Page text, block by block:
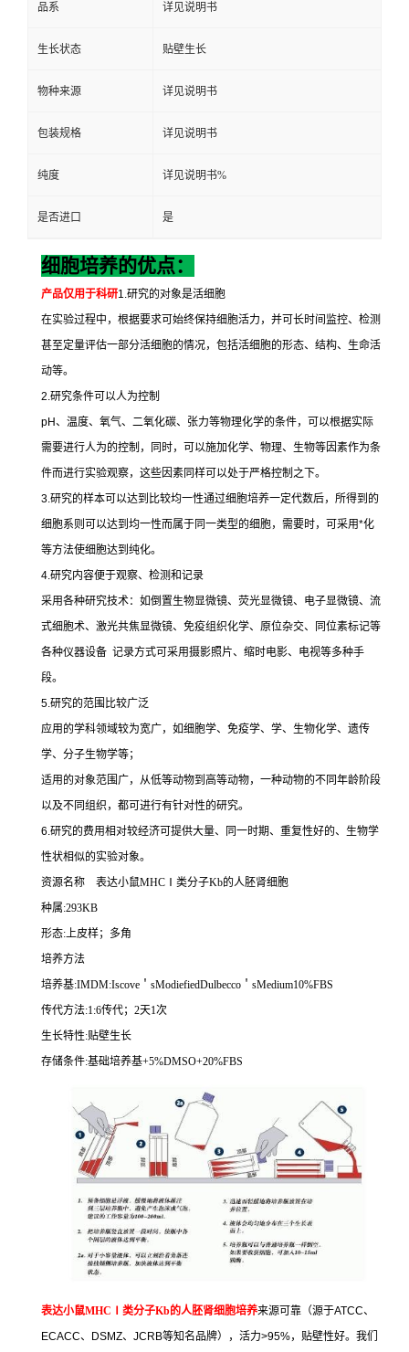
品系 详见说明书
生长状态 贴壁生长
物种来源 详见说明书
包装规格 详见说明书
纯度 详见说明书%
是否进口 是
细胞培养的优点：
产品仅用于科研1.研究的对象是活细胞
在实验过程中，根据要求可始终保持细胞活力，并可长时间监控、检测
甚至定量评估一部分活细胞的情况，包括活细胞的形态、结构、生命活
动等。
2.研究条件可以人为控制
pH、温度、氧气、二氧化碳、张力等物理化学的条件，可以根据实际
需要进行人为的控制，同时，可以施加化学、物理、生物等因素作为条
件而进行实验观察，这些因素同样可以处于严格控制之下。
3.研究的样本可以达到比较均一性通过细胞培养一定代数后，所得到的
细胞系则可以达到均一性而属于同一类型的细胞，需要时，可采用*化
等方法使细胞达到纯化。
4.研究内容便于观察、检测和记录
采用各种研究技术：如倒置生物显微镜、荧光显微镜、电子显微镜、流
式细胞术、激光共焦显微镜、免疫组织化学、原位杂交、同位素标记等
各种仪器设备 记录方式可采用摄影照片、缩时电影、电视等多种手
段。
5.研究的范围比较广泛
应用的学科领域较为宽广，如细胞学、免疫学、学、生物化学、遗传
学、分子生物学等；
适用的对象范围广，从低等动物到高等动物，一种动物的不同年龄阶段
以及不同组织，都可进行有针对性的研究。
6.研究的费用相对较经济可提供大量、同一时期、重复性好的、生物学
性状相似的实验对象。
资源名称 表达小鼠MHC Ⅰ类分子Kb的人胚肾细胞
种属:293KB
形态:上皮样；多角
培养方法
培养基:IMDM:Iscove ＇ sModiefiedDulbecco ＇ sMedium10%FBS
传代方法:1:6传代； 2天1次
生长特性:贴壁生长
存储条件:基础培养基+5%DMSO+20%FBS
表达小鼠MHC Ⅰ类分子Kb的人胚肾细胞培养来源可靠（源于ATCC、
ECACC、 DSMZ、 JCRB等知名品牌），活力>95%，贴壁性好。我们